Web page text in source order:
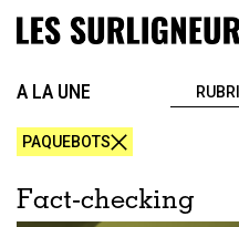
A LA UNE
PAQUEBOTS
Fact-checking